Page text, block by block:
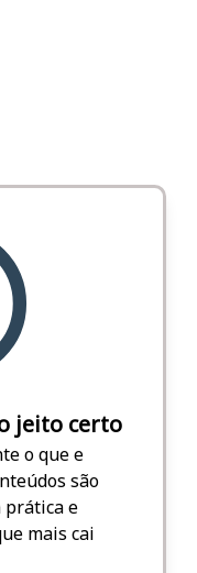
jeito certo
o que e
são
prática e
mais cai